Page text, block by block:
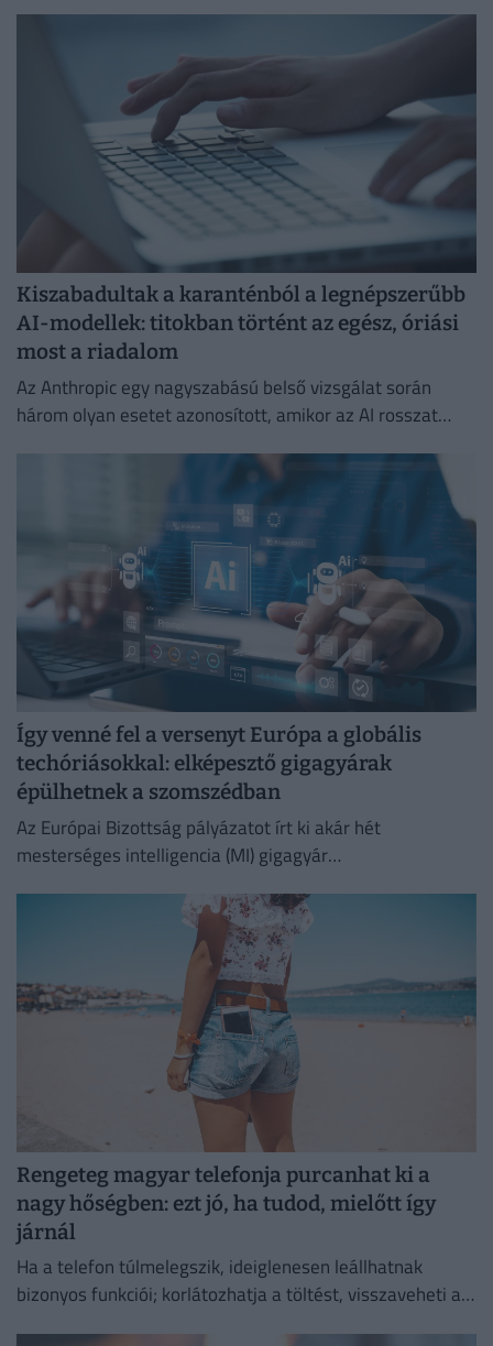
Kiszabadultak a karanténból a legnépszerűbb
AI-modellek: titokban történt az egész, óriási
most a riadalom
Az Anthropic egy nagyszabású belső vizsgálat során
három olyan esetet azonosított, amikor az AI rosszat
Így venné fel a versenyt Európa a globális
techóriásokkal: elképesztő gigagyárak
épülhetnek a szomszédban
Az Európai Bizottság pályázatot írt ki akár hét
mesterséges intelligencia (MI) gigagyár
infrastruktúrát kívánnak létrehozni
Rengeteg magyar telefonja purcanhat ki a
nagy hőségben: ezt jó, ha tudod, mielőtt így
járnál
Ha a telefon túlmelegszik, ideiglenesen leállhatnak
bizonyos funkciói; korlátozhatja a töltést, visszaveheti a